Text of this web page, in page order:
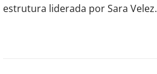
estrutura liderada por Sara Velez.